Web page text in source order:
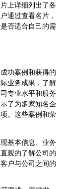
上详细列出了各
通过查看名片，
否适合自己的需
功案例和获得的
业务成果，了解
专业水平和服务
了为多家知名企
。这些案例和荣
基本信息、业务
观的了解公司的
户与公司之间的